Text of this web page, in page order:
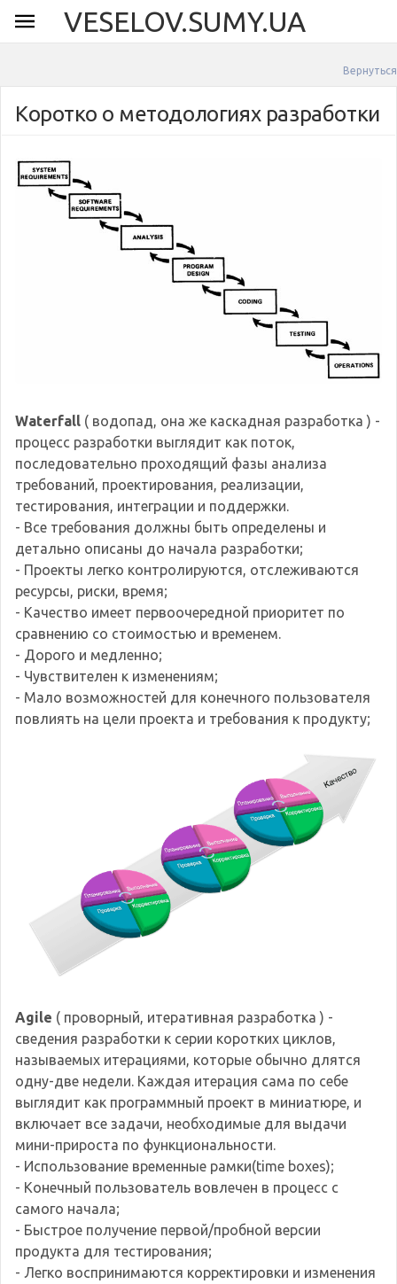
VESELOV.SUMY.UA
Вернуться
Коротко о методологиях разработки
Waterfall ( водопад, она же каскадная разработка ) -
процесс разработки выглядит как поток,
последовательно проходящий фазы анализа
требований, проектирования, реализации,
тестирования, интеграции и поддержки.
- Все требования должны быть определены и
детально описаны до начала разработки;
- Проекты легко контролируются, отслеживаются
ресурсы, риски, время;
- Качество имеет первоочередной приоритет по
сравнению со стоимостью и временем.
- Дорого и медленно;
- Чувствителен к изменениям;
- Мало возможностей для конечного пользователя
повлиять на цели проекта и требования к продукту;
Agile ( проворный, итеративная разработка ) -
сведения разработки к серии коротких циклов,
называемых итерациями, которые обычно длятся
одну-две недели. Каждая итерация сама по себе
выглядит как программный проект в миниатюре, и
включает все задачи, необходимые для выдачи
мини-прироста по функциональности.
- Использование временные рамки(time boxes);
- Конечный пользователь вовлечен в процесс с
самого начала;
- Быстрое получение первой/пробной версии
продукта для тестирования;
- Легко воспринимаются корректировки и изменения